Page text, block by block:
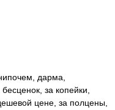
дарма,
за копейки,
цене, за полцены,